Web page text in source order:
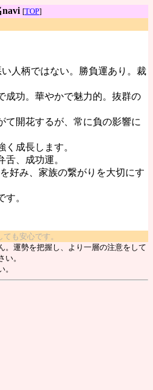
navi [TOP]
人柄ではない。勝負運あり。裁
成功。華やかで魅力的。抜群の
て開花するが、常に負の影響に
成長します。
、成功運。
好み、家族の繋がりを大切にす
。
も安心です。
。運勢を把握し、より一層の注意をして
。
。